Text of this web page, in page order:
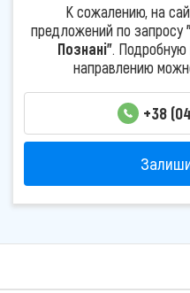
К сожалению, на
предложений по запросу
Познані".
направлению
+38